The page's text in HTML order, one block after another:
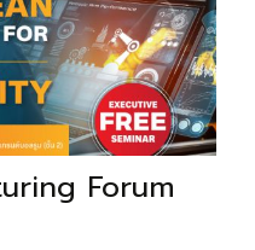
Forum